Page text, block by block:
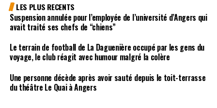
LES PLUS RECENTS
Suspension annulée pour l’employée de l’université d’Angers qui
avait traité ses chefs de “chiens”
Le terrain de football de La Daguenière occupé par les gens du
voyage, le club réagit avec humour malgré la colère
Une personne décède après avoir sauté depuis le toit-terrasse
du théâtre Le Quai à Angers